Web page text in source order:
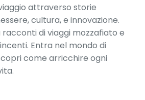
attraverso storie
cultura, e innovazione.
racconti di viaggi mozzafiato e
Entra nel mondo di
come arricchire ogni